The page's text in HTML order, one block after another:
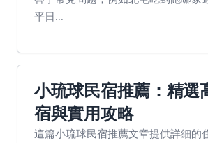
平日...
小琉球民宿推薦：精選
宿與實用攻略
這篇小琉球民宿推薦文章提供詳細的